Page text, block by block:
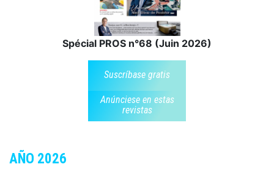
Spécial PROS n°68 (Juin 2026)
Suscríbase gratis
Anúnciese en estas
revistas
AÑO 2026